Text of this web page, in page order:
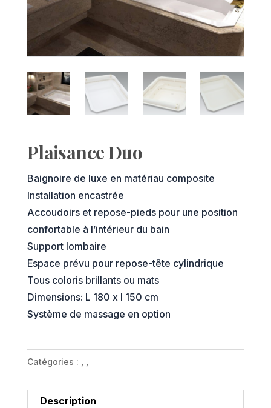
Plaisance Duo
Baignoire de luxe en matériau composite
Installation encastrée
Accoudoirs et repose-pieds pour une position
confortable à l’intérieur du bain
Support lombaire
Espace prévu pour repose-tête cylindrique
Tous coloris brillants ou mats
Dimensions: L 180 x l 150 cm
Système de massage en option
Catégories :
Description